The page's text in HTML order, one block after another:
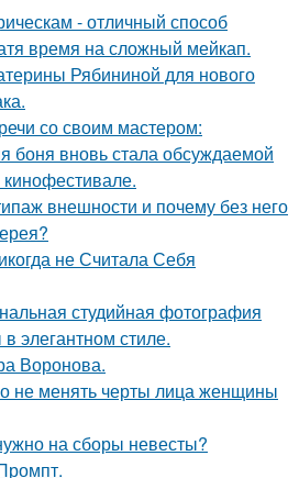
- отличный способ
время на сложный мейкап.
Рябининой для нового
со своим мастером:
боня вновь стала обсуждаемой
внешности и почему без него
не Считала Себя
студийная фотография
элегантном стиле.
Воронова.
не менять черты лица женщины
на сборы невесты?